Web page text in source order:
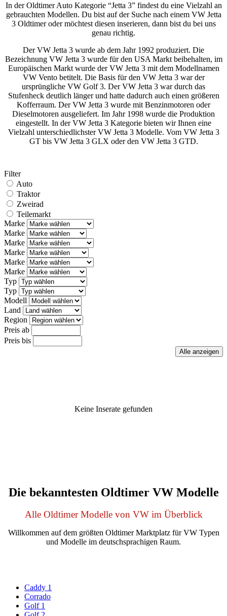
In der Oldtimer Auto Kategorie “Jetta 3” findest du eine Vielzahl an
gebrauchten Modellen. Du bist auf der Suche nach einem VW Jetta
3 Oldtimer oder möchtest diesen inserieren, dann bist du bei uns
genau richtig.
Der VW Jetta 3 wurde ab dem Jahr 1992 produziert. Die
Bezeichnung VW Jetta 3 wurde für den USA Markt beibehalten, im
Europäischen Markt wurde der VW Jetta 3 mit dem Modellnamen
VW Vento betitelt. Die Basis für den VW Jetta 3 war der
ursprüngliche VW Golf 3. Der VW Jetta 3 war durch das
Stufenheck deutlich länger und hatte dadurch auch einen größeren
Kofferraum. Der VW Jetta 3 wurde mit Benzinmotoren oder
Dieselmotoren ausgeliefert. Im Jahr 1998 wurde die Produktion
eingestellt. In der VW Jetta 3 Kategorie bieten wir Ihnen eine
Vielzahl unterschiedlichster VW Jetta 3 Modelle. Vom VW Jetta 3
GT bis VW Jetta 3 GLX oder den VW Jetta 3 GTD.
Filter
Auto
Traktor
Zweirad
Teilemarkt
Marke
Marke
Marke
Marke
Marke
Marke
Typ
Typ
Modell
Land
Region
Preis ab
Preis bis
Keine Inserate gefunden
Die bekanntesten Oldtimer VW Modelle
Alle Oldtimer Modelle von VW im Überblick
Willkommen auf dem größten Oldtimer Marktplatz für VW Typen
und Modelle im deutschsprachigen Raum.
Caddy 1
Corrado
Golf 1